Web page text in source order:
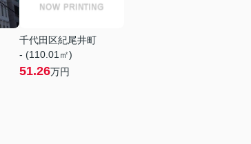
千代田区紀尾井町
- (110.01㎡)
51.26万円